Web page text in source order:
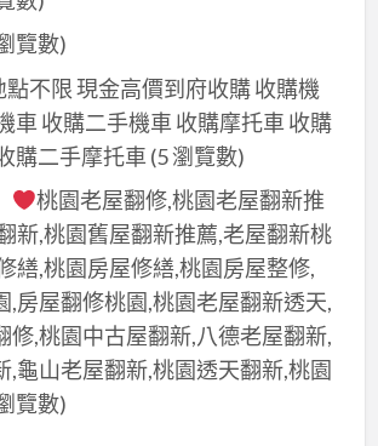
覽數)
點不限 現金高價到府收購 收購機
車 收購二手機車 收購摩托車 收購
購二手摩托車(5 瀏覽數)
桃園老屋翻修,桃園老屋翻新推
新,桃園舊屋翻新推薦,老屋翻新桃
繕,桃園房屋修繕,桃園房屋整修,
,房屋翻修桃園,桃園老屋翻新透天,
修,桃園中古屋翻新,八德老屋翻新,
,龜山老屋翻新,桃園透天翻新,桃園
覽數)